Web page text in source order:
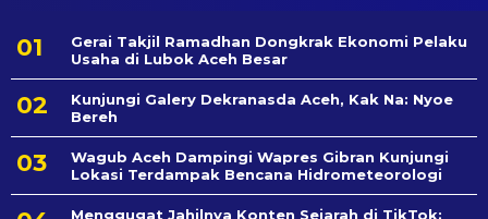
Gerai Takjil Ramadhan Dongkrak Ekonomi Pelaku
Usaha di Lubok Aceh Besar
Kunjungi Galery Dekranasda Aceh, Kak Na: Nyoe
Bereh
Wagub Aceh Dampingi Wapres Gibran Kunjungi
Lokasi Terdampak Bencana Hidrometeorologi
Menggugat Jahilnya Konten Sejarah di TikTok: